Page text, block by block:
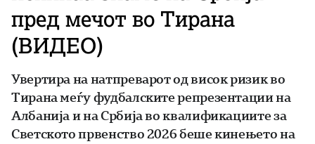
пред мечот во Тирана
(ВИДЕО)
Увертира на натпреварот од висок ризик во
Тирана меѓу фудбалските репрезентации на
Албанија и на Србија во квалификациите за
Светското првенство 2026 беше кинењето на